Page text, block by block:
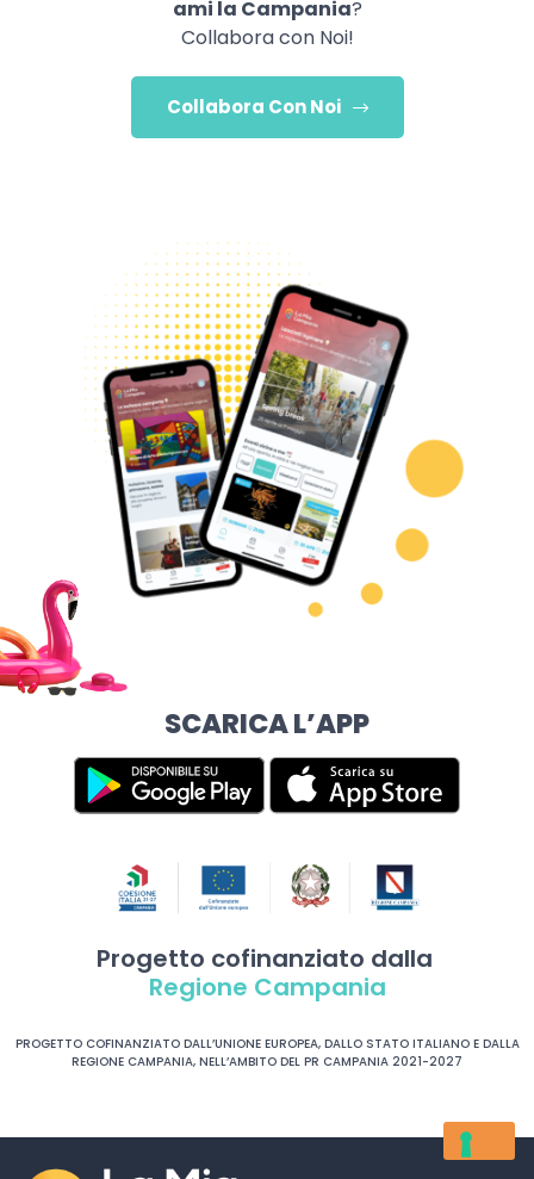
ami la Campania?
Collabora con Noi!
Collabora Con Noi
SCARICA L’APP
Progetto cofinanziato dalla
Regione Campania
PROGETTO COFINANZIATO DALL’UNIONE EUROPEA, DALLO STATO ITALIANO E DALLA
REGIONE CAMPANIA, NELL’AMBITO DEL PR CAMPANIA 2021-2027